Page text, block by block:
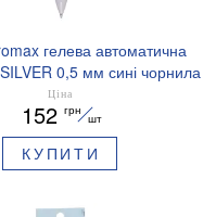
гелева автоматична
0,5 мм сині чорнила
BM.83102
Ціна
152 грн
шт
КУПИТИ